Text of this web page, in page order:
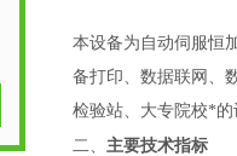
本设备为自动伺服恒
备打印、数据联网、
检验站、大专院校*的
二、 主要技术指标